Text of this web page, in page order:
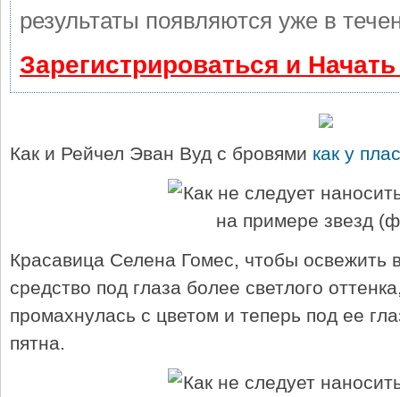
результаты появляются уже в
Зарегистрироваться и
Как и Рейчел Эван Вуд с бровями как у
Красавица Селена Гомес, чтобы освежить
средство под глаза более светлого
промахнулась с цветом и теперь под ее
пятна.